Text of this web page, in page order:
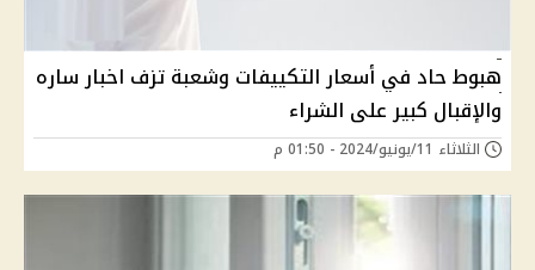
هبوط حاد في أسعار التكييفات وشعبة تزف اخبار ساره
والإقبال كبير على الشراء
الثلاثاء 11/يونيو/2024 - 01:50 م